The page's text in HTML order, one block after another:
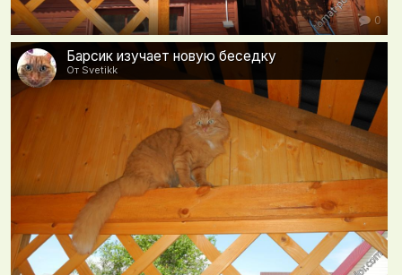
0
Барсик изучает новую беседку
От Svetikk